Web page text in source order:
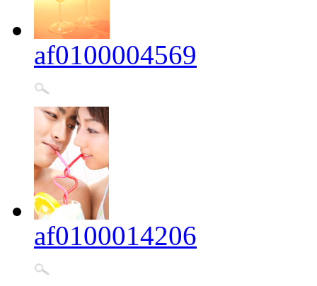
af0100004569
af0100014206